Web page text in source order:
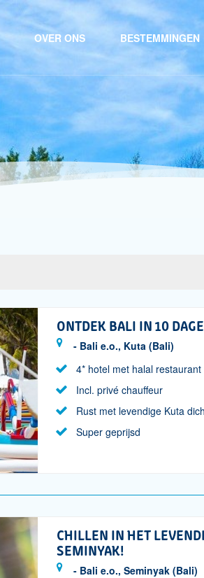
OVER ONS BESTEMMINGEN
ONTDEK BALI IN 10
- Bali e.o., Kuta (Bali)
4* hotel met halal restaurant
Incl. privé chauffeur
Rust met levendige Kuta
Super geprijsd
CHILLEN IN HET
SEMINYAK!
- Bali e.o., Seminyak (Bali)